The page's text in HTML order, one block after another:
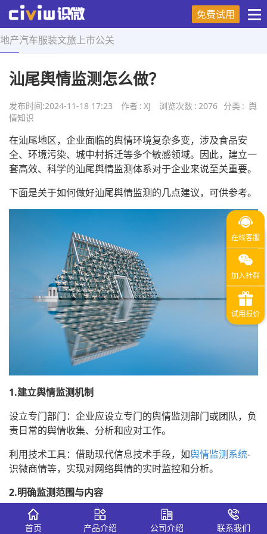
免费试用
地产汽车服装文旅 上市公关
首页 > 舆情知识 > 正文
汕尾舆情监测怎么做？
发布时间:2024-11-18 17:23 作者 : XJ 浏览次数 : 2076 分类 : 舆
情知识
在汕尾地区，企业面临的舆情环境复杂多变，涉及食品安
全、环境污染、城中村拆迁等多个敏感领域。因此，建立一
套高效、科学的汕尾舆情监测体系对于企业来说至关重要。
下面是关于如何做好汕尾舆情监测的几点建议，可供参考。
1.建立舆情监测机制
设立专门部门：企业应设立专门的舆情监测部门或团队，负
责日常的舆情收集、分析和应对工作。
利用技术工具：借助现代信息技术手段，如舆情监测系统-
识微商情等，实现对网络舆情的实时监控和分析。
2.明确监测范围与内容
全面覆盖：监测范围应涵盖主要门户网站、社交媒体平台
（如社交媒体、微信）、论坛、新闻跟帖以及传统媒体等，
首页 产品介绍 公司介绍 联系我们